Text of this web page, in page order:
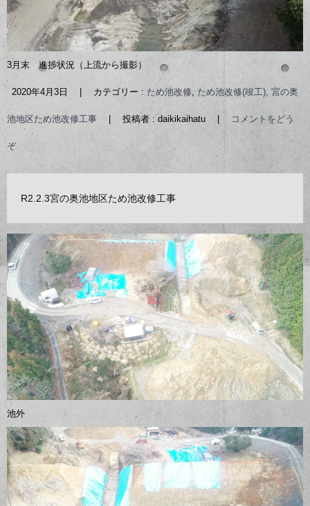
3月末 進捗状況（上流から撮影）
2020年4月3日 | カテゴリー : ため池改修, ため池改修(竣工), 宮の奥
池地区ため池改修工事 | 投稿者 : daikikaihatu | コメントをどう
ぞ
R2.2.3宮の奥池地区ため池改修工事
池外